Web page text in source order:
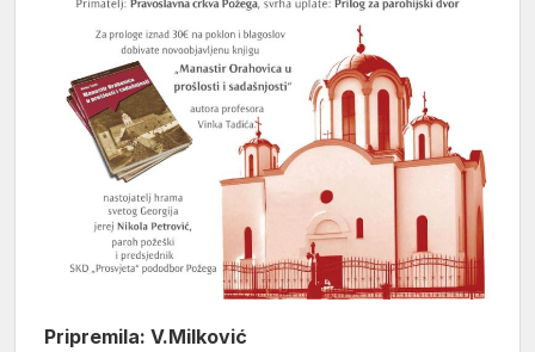
Pripremila: V.Milković